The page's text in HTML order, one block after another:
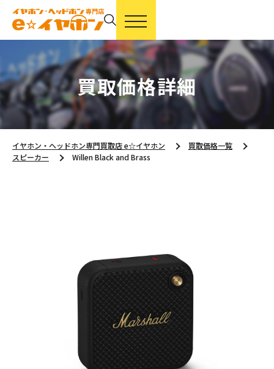
買取価格詳細
イヤホン・ヘッドホン専門買取店 e☆イヤホン
買取価格一覧
スピーカー
Willen Black and Brass